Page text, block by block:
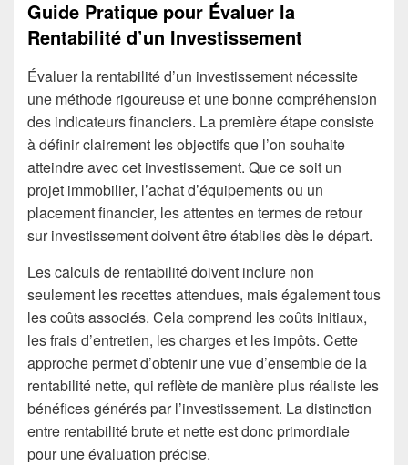
Guide Pratique pour Évaluer la
Rentabilité d’un Investissement
Évaluer la rentabilité d’un investissement nécessite
une méthode rigoureuse et une bonne compréhension
des indicateurs financiers. La première étape consiste
à définir clairement les objectifs que l’on souhaite
atteindre avec cet investissement. Que ce soit un
projet immobilier, l’achat d’équipements ou un
placement financier, les attentes en termes de retour
sur investissement doivent être établies dès le départ.
Les calculs de rentabilité doivent inclure non
seulement les recettes attendues, mais également tous
les coûts associés. Cela comprend les coûts initiaux,
les frais d’entretien, les charges et les impôts. Cette
approche permet d’obtenir une vue d’ensemble de la
rentabilité nette, qui reflète de manière plus réaliste les
bénéfices générés par l’investissement. La distinction
entre rentabilité brute et nette est donc primordiale
pour une évaluation précise.